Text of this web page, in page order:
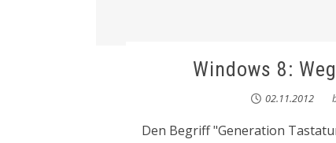
Windows 8:
02.11.2012
Den Begriff "Generation